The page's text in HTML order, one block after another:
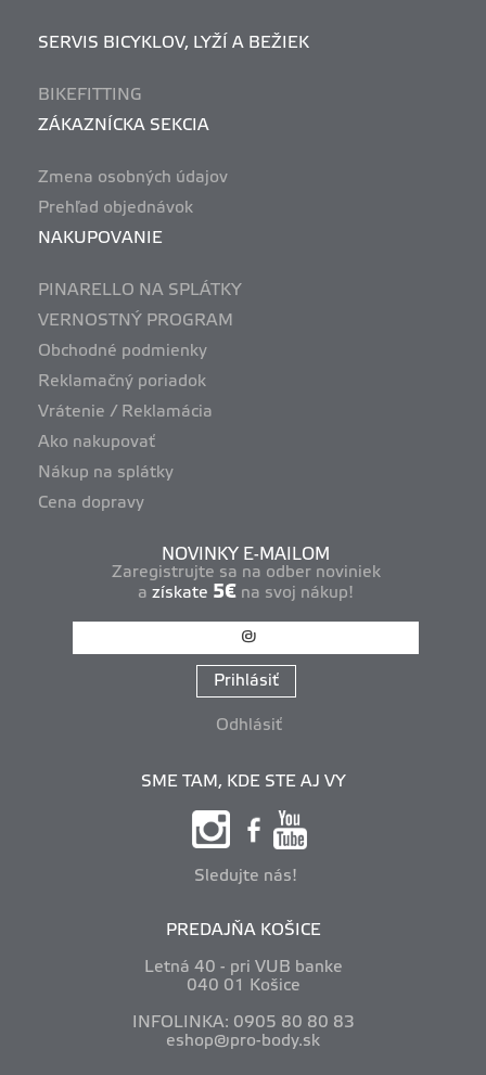
SERVIS BICYKLOV, LYŽÍ A BEŽIEK
BIKEFITTING
ZÁKAZNÍCKA SEKCIA
Zmena osobných údajov
Prehľad objednávok
NAKUPOVANIE
PINARELLO NA SPLÁTKY
VERNOSTNÝ PROGRAM
Obchodné podmienky
Reklamačný poriadok
Vrátenie / Reklamácia
Ako nakupovať
Nákup na splátky
Cena dopravy
NOVINKY E-MAILOM
Zaregistrujte sa na odber noviniek
a získate 5€ na svoj nákup!
Prihlásiť
Odhlásiť
SME TAM, KDE STE AJ VY
Sledujte nás!
PREDAJŇA KOŠICE
Letná 40 - pri VUB banke
040 01 Košice
INFOLINKA: 0905 80 80 83
eshop@pro-body.sk